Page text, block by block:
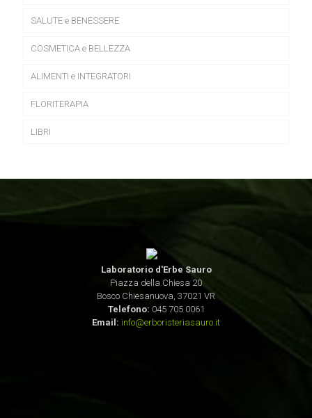
SALUTE e BENESSERE
COSMETICA e BELLEZZA
ALIMENTI e INTEGRATORI
FLORITERAPIA
LIBRI
Laboratorio d'Erbe Sauro
Piazza della Chiesa 20
Bosco Chiesanuova, 37021 VR
Telefono: 045 705 0061
Email: info@erboristeriasauro.it